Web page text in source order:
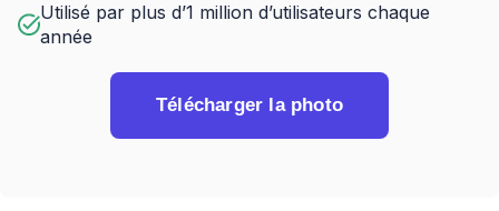
Utilisé par plus d’1 million d’utilisateurs chaque
année
Télécharger la photo